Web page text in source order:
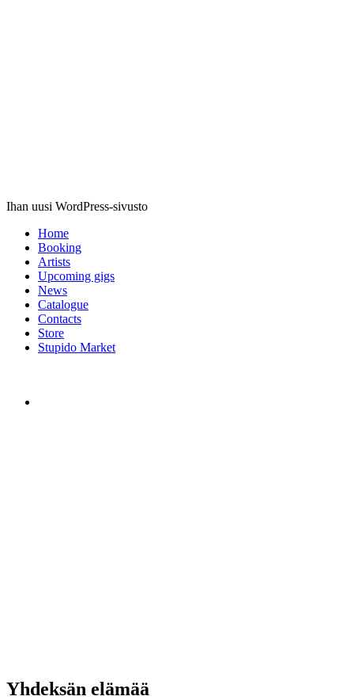
Ihan uusi WordPress-sivusto
Home
Booking
Artists
Upcoming gigs
News
Catalogue
Contacts
Store
Stupido Market
Yhdeksän elämää